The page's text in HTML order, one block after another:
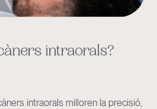
intraorals?
intraorals milloren la precisió,